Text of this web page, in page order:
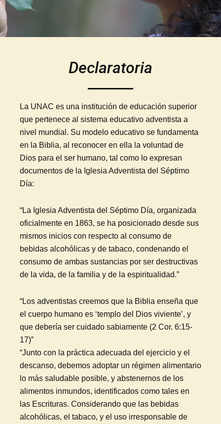
Declaratoria
La UNAC es una institución de educación superior
que pertenece al sistema educativo adventista a
nivel mundial. Su modelo educativo se fundamenta
en la Biblia, al reconocer en ella la voluntad de
Dios para el ser humano, tal como lo expresan
documentos de la Iglesia Adventista del Séptimo
Día:
“La Iglesia Adventista del Séptimo Día, organizada
oficialmente en 1863, se ha posicionado desde sus
mismos inicios con respecto al consumo de
bebidas alcohólicas y de tabaco, condenando el
consumo de ambas sustancias por ser destructivas
de la vida, de la familia y de la espiritualidad.”
“Los adventistas creemos que la Biblia enseña que
el cuerpo humano es ‘templo del Dios viviente’, y
que debería ser cuidado sabiamente (2 Cor. 6:15-
17)”
“Junto con la práctica adecuada del ejercicio y el
descanso, debemos adoptar un régimen alimentario
lo más saludable posible, y abstenernos de los
alimentos inmundos, identificados como tales en
las Escrituras. Considerando que las bebidas
alcohólicas, el tabaco, y el uso irresponsable de